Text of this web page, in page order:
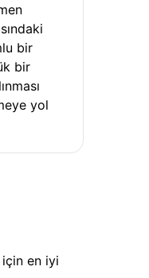
bir
bir
yol
en iyi